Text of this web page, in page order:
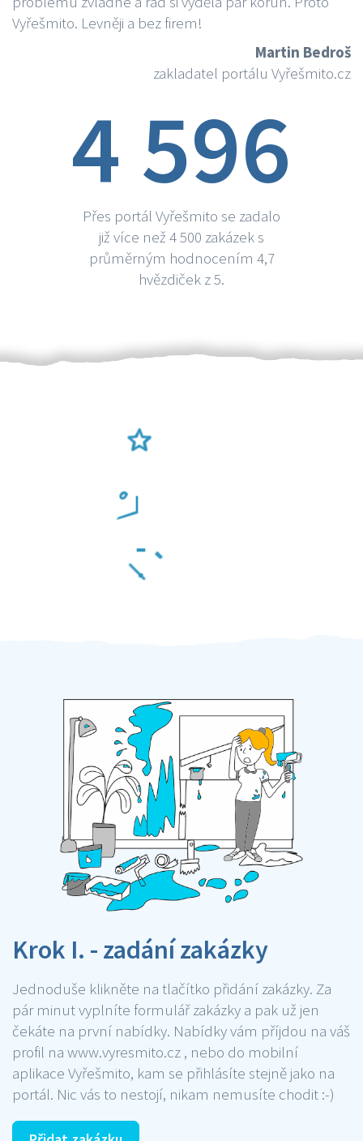
Vyřešmito. Levněji a bez firem!
Martin Bedroš
zakladatel portálu Vyřešmito.cz
4 596
Přes portál Vyřešmito se zadalo
již více než 4 500 zakázek s
průměrným hodnocením 4,7
hvězdiček z 5.
Krok I. - zadání zakázky
Jednoduše klikněte na tlačítko přidání zakázky. Za
pár minut vyplníte formulář zakázky a pak už jen
čekáte na první nabídky. Nabídky vám příjdou na váš
profil na www.vyresmito.cz , nebo do mobilní
aplikace Vyřešmito, kam se přihlásíte stejně jako na
portál. Nic vás to nestojí, nikam nemusíte chodit :-)